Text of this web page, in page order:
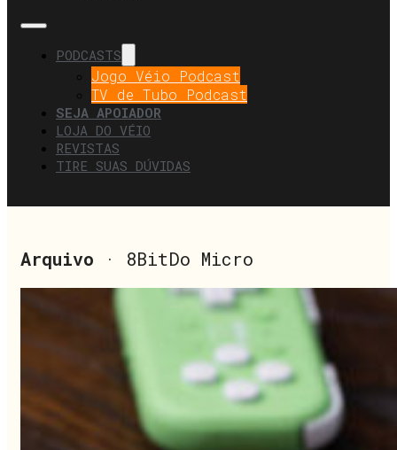
PODCASTS
Jogo Véio Podcast
TV de Tubo Podcast
SEJA APOIADOR
LOJA DO VÉIO
REVISTAS
TIRE SUAS DÚVIDAS
Arquivo · 8BitDo Micro